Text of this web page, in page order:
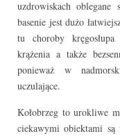
uzdrowiskach
basenie jest dużo
tu choroby
krążenia a także
ponieważ w
uczulające.
Kołobrzeg to urokliwe
ciekawymi obiektami